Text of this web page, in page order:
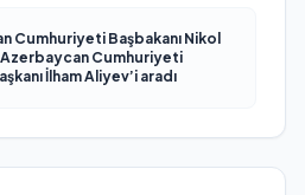
Cumhuriyeti Başbakanı Nikol
Azerbaycan Cumhuriyeti
İlham Aliyev’i aradı